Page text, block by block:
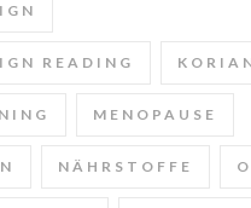
READING
MENOPAUSE
NÄHRSTOFFE